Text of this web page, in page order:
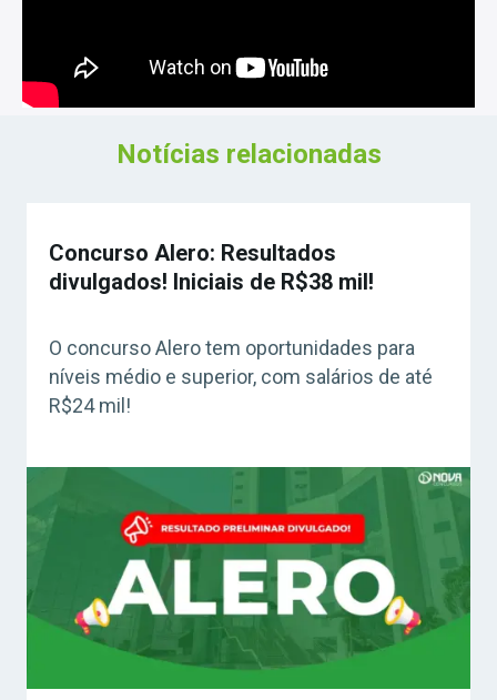
Notícias relacionadas
Concurso Alero: Resultados
divulgados! Iniciais de R$38 mil!
O concurso Alero tem oportunidades para
níveis médio e superior, com salários de até
R$24 mil!